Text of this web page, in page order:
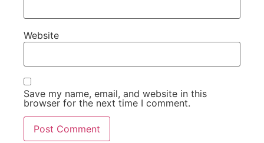
Website
Save my name, email, and website in this
browser for the next time I comment.